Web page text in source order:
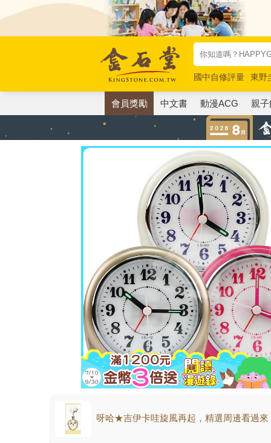
國中自修評量
東野
唯紅花綻放
奧德賽
會員獎勵 中文書 動漫ACG 親
呀哈★吉伊卡哇旋風再起，精選周邊看過來